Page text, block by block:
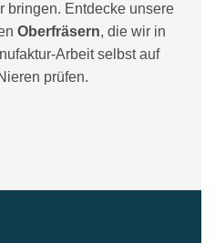
bringen. Entdecke unsere
Oberfräsern, die wir in
Arbeit selbst auf
prüfen.